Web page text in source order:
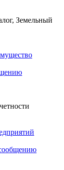
Земельный